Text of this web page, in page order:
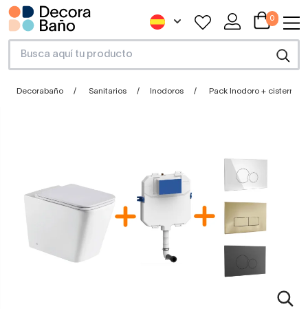
0
Decorabaño Sanitarios Inodoros Pack Inodoro + cisterna